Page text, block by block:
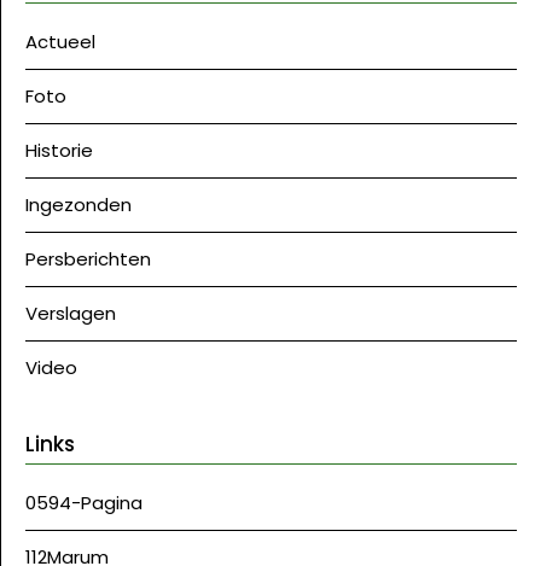
Actueel
Foto
Historie
Ingezonden
Persberichten
Verslagen
Video
Links
0594-Pagina
112Marum